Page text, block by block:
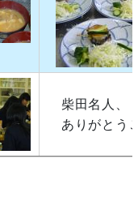
柴田名人、
ありがとう